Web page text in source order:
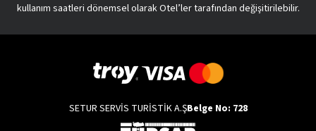
kullanım saatleri dönemsel olarak Otel’ler tarafından değişitirilebilir.
SETUR SERVİS TURİSTİK A.ŞBelge No: 728